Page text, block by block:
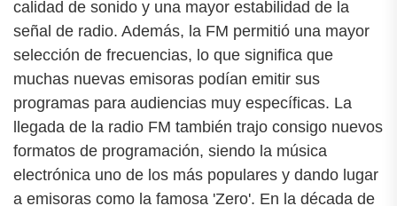
calidad de sonido y una mayor estabilidad de la
señal de radio. Además, la FM permitió una mayor
selección de frecuencias, lo que significa que
muchas nuevas emisoras podían emitir sus
programas para audiencias muy específicas. La
llegada de la radio FM también trajo consigo nuevos
formatos de programación, siendo la música
electrónica uno de los más populares y dando lugar
a emisoras como la famosa 'Zero'. En la década de